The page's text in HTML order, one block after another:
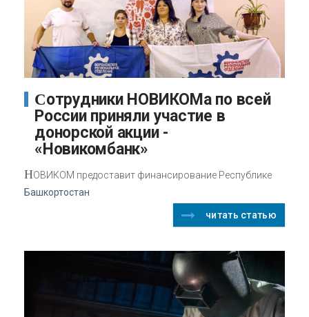
Сотрудники НОВИКОМа по всей
России приняли участие в
донорской акции -
«Новикомбанк»
НОВИКОМ предоставит финансирование Республике
Башкортостан
читать статью